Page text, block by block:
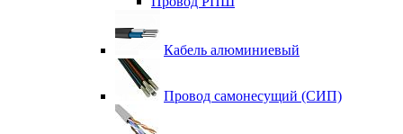
Кабель алюминиевый
Провод самонесущий (СИП)